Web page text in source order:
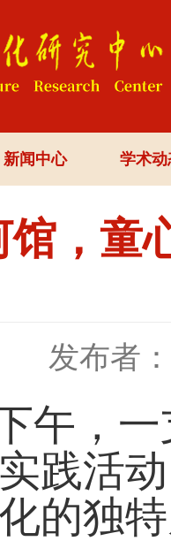
新闻中心 学术动
馆，童
发布者
午，
践活
的独